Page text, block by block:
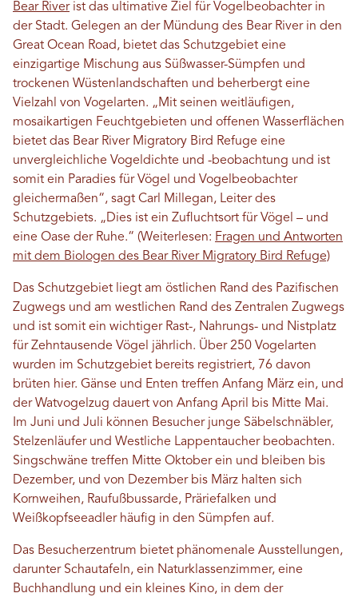
Bear Riverist das ultimative Ziel für Vogelbeobachter in
der Stadt. Gelegen an der Mündung des Bear River in den
Great Ocean Road, bietet das Schutzgebiet eine
einzigartige Mischung aus Süßwasser-Sümpfen und
trockenen Wüstenlandschaften und beherbergt eine
Vielzahl von Vogelarten. „Mit seinen weitläufigen,
mosaikartigen Feuchtgebieten und offenen Wasserflächen
bietet das Bear River Migratory Bird Refuge eine
unvergleichliche Vogeldichte und -beobachtung und ist
somit ein Paradies für Vögel und Vogelbeobachter
gleichermaßen“, sagt Carl Millegan, Leiter des
Schutzgebiets. „Dies ist ein Zufluchtsort für Vögel – und
eine Oase der Ruhe.“ (Weiterlesen: Fragen und Antworten
mit dem Biologen des Bear River Migratory Bird Refuge)
Das Schutzgebiet liegt am östlichen Rand des Pazifischen
Zugwegs und am westlichen Rand des Zentralen Zugwegs
und ist somit ein wichtiger Rast-, Nahrungs- und Nistplatz
für Zehntausende Vögel jährlich. Über 250 Vogelarten
wurden im Schutzgebiet bereits registriert, 76 davon
brüten hier. Gänse und Enten treffen Anfang März ein, und
der Watvogelzug dauert von Anfang April bis Mitte Mai.
Im Juni und Juli können Besucher junge Säbelschnäbler,
Stelzenläufer und Westliche Lappentaucher beobachten.
Singschwäne treffen Mitte Oktober ein und bleiben bis
Dezember, und von Dezember bis März halten sich
Kornweihen, Raufußbussarde, Präriefalken und
Weißkopfseeadler häufig in den Sümpfen auf.
Das Besucherzentrum bietet phänomenale Ausstellungen,
darunter Schautafeln, ein Naturklassenzimmer, eine
Buchhandlung und ein kleines Kino, in dem der